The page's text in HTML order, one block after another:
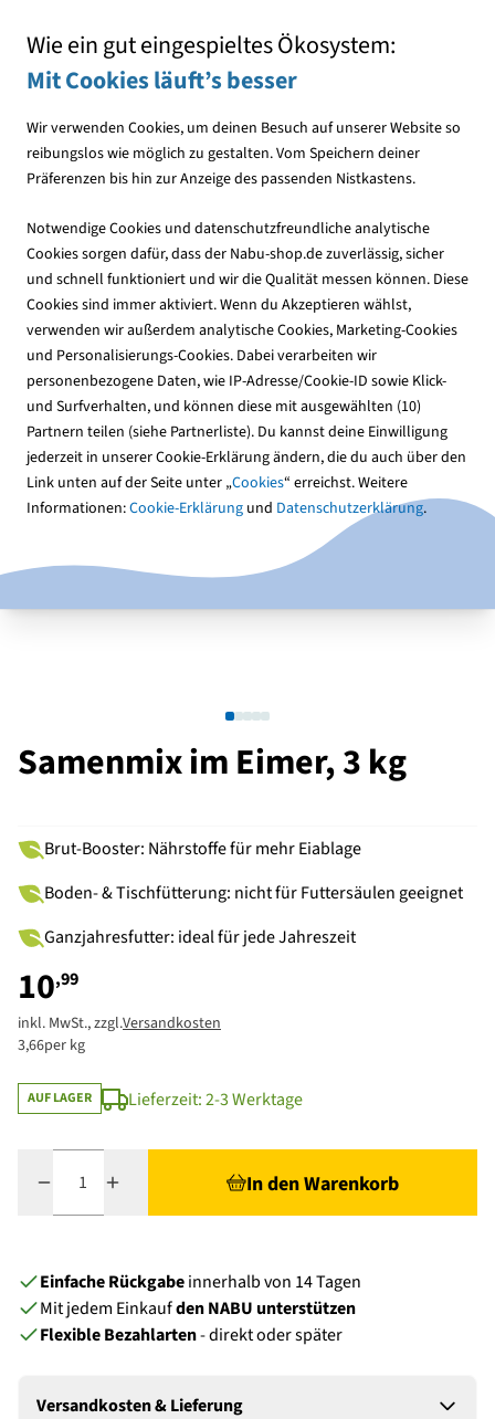
Wie ein gut eingespieltes Ökosystem:
Mit Cookies läuft’s besser
Wir verwenden Cookies, um deinen Besuch auf unserer Website so
reibungslos wie möglich zu gestalten. Vom Speichern deiner
Präferenzen bis hin zur Anzeige des passenden Nistkastens.
Notwendige Cookies und datenschutzfreundliche analytische
Cookies sorgen dafür, dass der Nabu-shop.de zuverlässig, sicher
und schnell funktioniert und wir die Qualität messen können. Diese
Cookies sind immer aktiviert. Wenn du Akzeptieren wählst,
verwenden wir außerdem analytische Cookies, Marketing-Cookies
und Personalisierungs-Cookies. Dabei verarbeiten wir
personenbezogene Daten, wie IP-Adresse/Cookie-ID sowie Klick-
und Surfverhalten, und können diese mit ausgewählten (10)
Partnern teilen (siehe Partnerliste). Du kannst deine Einwilligung
jederzeit in unserer Cookie-Erklärung ändern, die du auch über den
Link unten auf der Seite unter „Cookies“ erreichst. Weitere
Informationen:Cookie-Erklärung und Datenschutzerklärung.
Vogelfutter Futtermischungen
Samenmix im Eimer, 3 kg
Brut-Booster: Nährstoffe für mehr Eiablage
Boden- & Tischfütterung: nicht für Futtersäulen geeignet
Ganzjahresfutter: ideal für jede Jahreszeit
10,99
inkl. MwSt., zzgl.Versandkosten
3,66per kg
AUF LAGER Lieferzeit: 2-3 Werktage
In den Warenkorb
Einfache Rückgabeinnerhalb von 14 Tagen
Mit jedem Einkaufden NABU unterstützen
Flexible Bezahlarten- direkt oder später
Versandkosten & Lieferung